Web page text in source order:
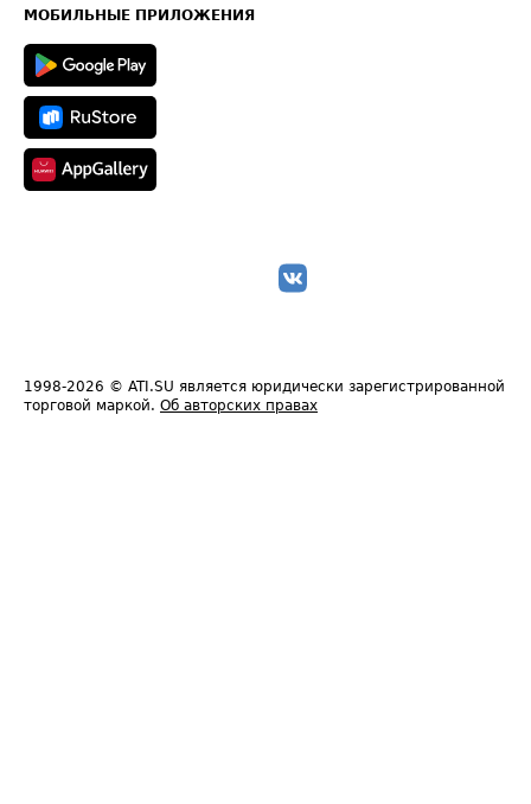
Техническая информация
МОБИЛЬНЫЕ ПРИЛОЖЕНИЯ
1998-2026 © ATI.SU является юридически зарегистрированной
торговой маркой. Об авторских правах